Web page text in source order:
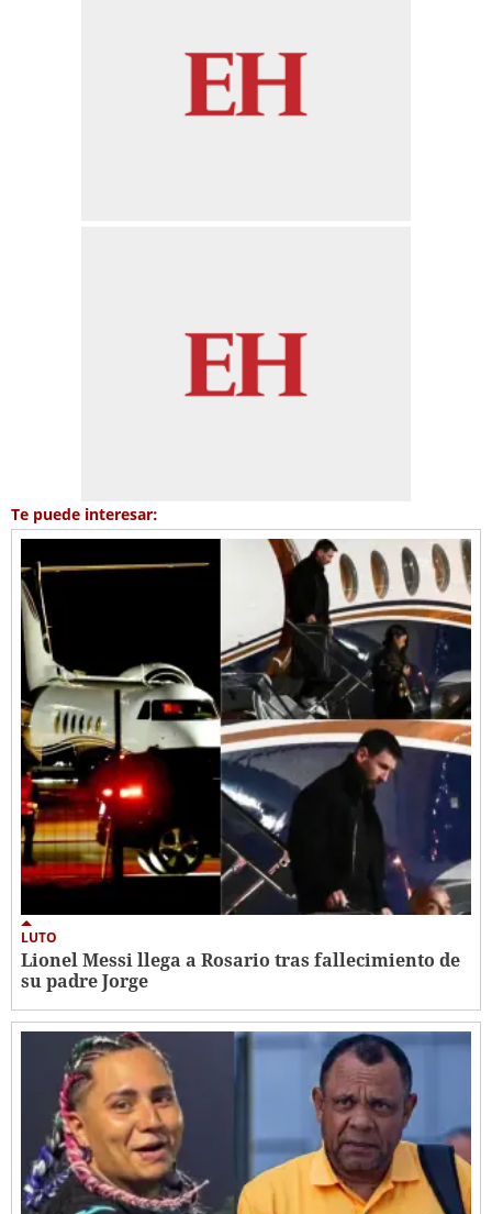
Te puede interesar:
LUTO
Lionel Messi llega a Rosario tras fallecimiento de
su padre Jorge